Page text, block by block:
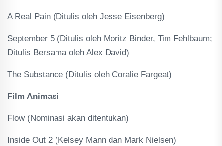
A Real Pain (Ditulis oleh Jesse Eisenberg)
September 5 (Ditulis oleh Moritz Binder, Tim Fehlbaum;
Ditulis Bersama oleh Alex David)
The Substance (Ditulis oleh Coralie Fargeat)
Film Animasi
Flow (Nominasi akan ditentukan)
Inside Out 2 (Kelsey Mann dan Mark Nielsen)